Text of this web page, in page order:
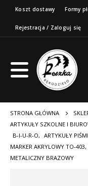
Koszt dostawy Formy
Rejestracja / Zaloguj się
STRONA GŁÓWNA
ARTYKUŁY SZKOLNE I
B-I-U-R-O, ARTYKUŁY
MARKER AKRYLOWY TO-
METALICZNY BRAZOWY